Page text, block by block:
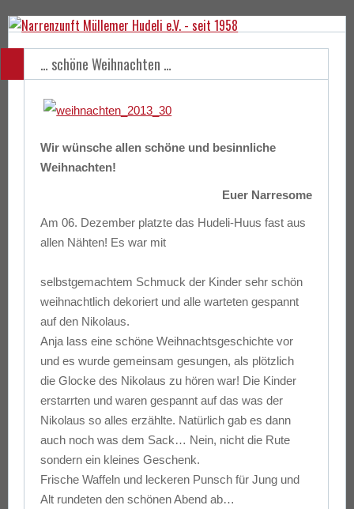
… schöne Weihnachten …
Wir wünsche allen schöne und besinnliche
Weihnachten!
Euer Narresome
Am 06. Dezember platzte das Hudeli-Huus fast aus
allen Nähten! Es war mit
selbstgemachtem Schmuck der Kinder sehr schön
weihnachtlich dekoriert und alle warteten gespannt
auf den Nikolaus.
Anja lass eine schöne Weihnachtsgeschichte vor
und es wurde gemeinsam gesungen, als plötzlich
die Glocke des Nikolaus zu hören war! Die Kinder
erstarrten und waren gespannt auf das was der
Nikolaus so alles erzählte. Natürlich gab es dann
auch noch was dem Sack… Nein, nicht die Rute
sondern ein kleines Geschenk.
Frische Waffeln und leckeren Punsch für Jung und
Alt rundeten den schönen Abend ab…